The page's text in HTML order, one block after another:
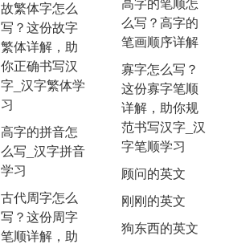
故繁体字怎么
写？这份故字
繁体详解，助
你正确书写汉
字_汉字繁体学
习
高字的拼音怎
么写_汉字拼音
学习
古代周字怎么
写？这份周字
笔顺详解，助
么写？高字的
笔画顺序详解
寡字怎么写？
这份寡字笔顺
详解，助你规
范书写汉字_汉
字笔顺学习
顾问的英文
刚刚的英文
狗东西的英文